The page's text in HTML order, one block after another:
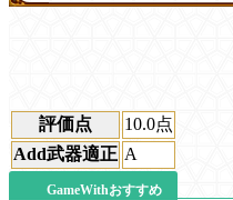
評価点 10.0点
Add武器適正 A
GameWithおすすめ